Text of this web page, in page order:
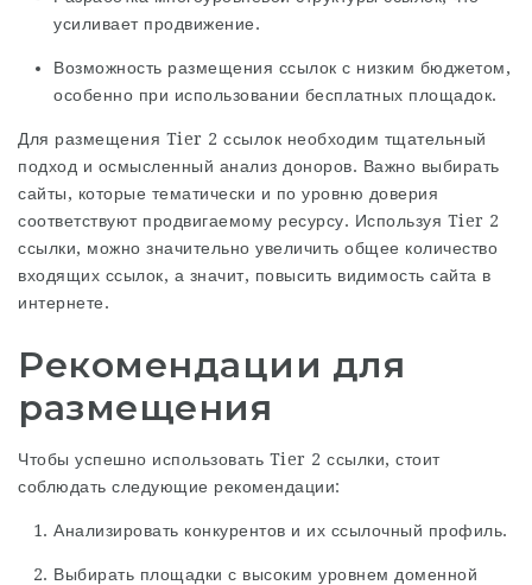
усиливает продвижение.
Возможность размещения ссылок с низким бюджетом,
особенно при использовании бесплатных площадок.
Для размещения Tier 2 ссылок необходим тщательный
подход и осмысленный анализ доноров. Важно выбирать
сайты, которые тематически и по уровню доверия
соответствуют продвигаемому ресурсу. Используя Tier 2
ссылки, можно значительно увеличить общее количество
входящих ссылок, а значит, повысить видимость сайта в
интернете.
Рекомендации для
размещения
Чтобы успешно использовать Tier 2 ссылки, стоит
соблюдать следующие рекомендации:
Анализировать конкурентов и их ссылочный профиль.
Выбирать площадки с высоким уровнем доменной